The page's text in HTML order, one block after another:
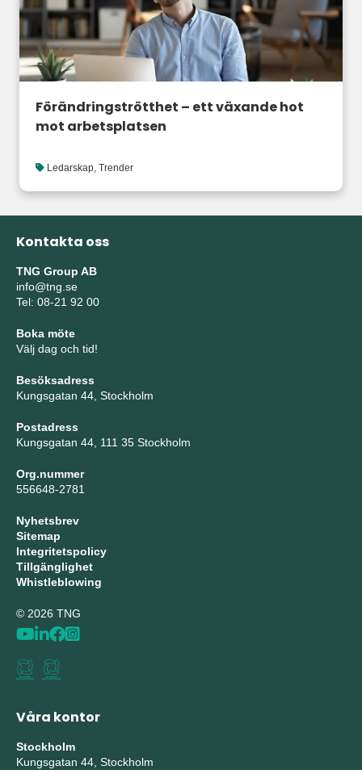
Förändringströtthet – ett växande hot
mot arbetsplatsen
Ledarskap, Trender
Kontakta oss
TNG Group AB
info@tng.se
Tel: 08-21 92 00
Boka möte
Välj dag och tid!
Besöksadress
Kungsgatan 44, Stockholm
Postadress
Kungsgatan 44, 111 35 Stockholm
Org.nummer
556648-2781
Nyhetsbrev
Sitemap
Integritetspolicy
Tillgänglighet
Whistleblowing
© 2026 TNG
Våra kontor
Stockholm
Kungsgatan 44, Stockholm